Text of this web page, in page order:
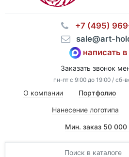
⠀+7 (495)
⠀sale@art-
написать
Заказать звонок
пн-пт с 9:00 до 19:00 / сб-
О компании Портфолио
Нанесение логотипа
Мин. заказ 50 000